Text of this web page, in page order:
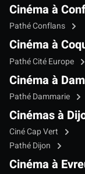
Cinéma à
Pathé Conflans
Cinéma à
Pathé Cité Europe
Cinéma à
Pathé Dammarie
Cinémas à
Ciné Cap Vert
Pathé Dijon
Cinéma à